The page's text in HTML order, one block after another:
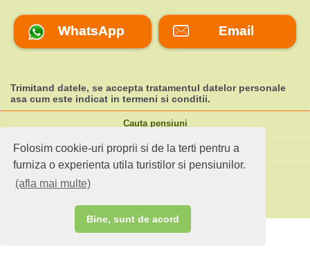
Folosim cookie-uri proprii si de la terti pentru a
furniza o experienta utila turistilor si pensiunilor.
(afla mai multe)
Bine, sunt de acord
WhatsApp Email
Trimitand datele, se accepta tratamentul datelor personale
asa cum este indicat in termeni si conditii.
Cauta pensiuni
Idei de calatorie